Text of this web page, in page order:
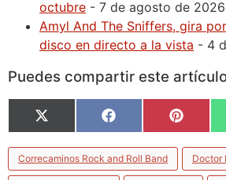
octubre - 7 de agosto de 2026
Amyl And The Sniffers, gira
disco en directo a la vista - 4
Puedes compartir este
X
(Twitter)
Facebook
Correcaminos Rock and Roll Band Doctor